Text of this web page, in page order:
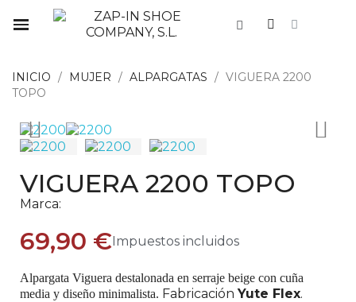
INICIO MUJER ALPARGATAS
VIGUERA 2200
TOPO
VIGUERA 2200 TOPO
Marca:
69,90 €Impuestos incluidos
Alpargata Viguera destalonada en serraje beige con cuña
media y diseño minimalista. Fabricación Yute Flex.